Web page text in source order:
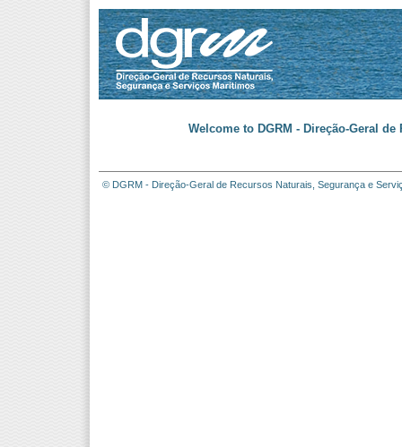
Welcome to DGRM - Direção-Geral
© DGRM - Direção-Geral de Recursos Naturais, Segurança e